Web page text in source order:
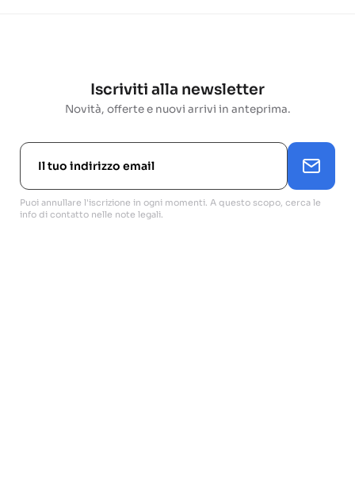
Iscriviti alla newsletter
Novità, offerte e nuovi arrivi in anteprima.
Puoi annullare l'iscrizione in ogni momenti. A questo scopo, cerca le
info di contatto nelle note legali.